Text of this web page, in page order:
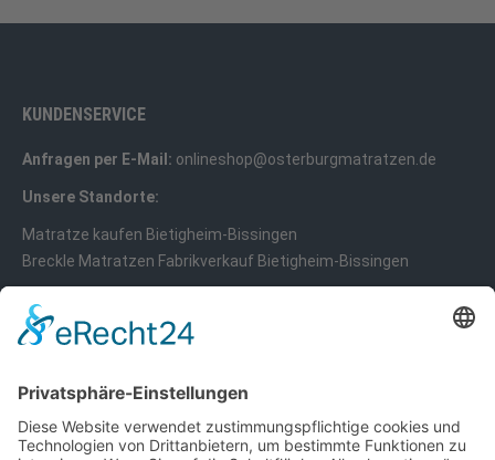
KUNDENSERVICE
Anfragen per E-Mail: onlineshop@osterburgmatratzen.de
Unsere Standorte:
Matratze kaufen Bietigheim-Bissingen
Breckle Matratzen Fabrikverkauf Bietigheim-Bissingen